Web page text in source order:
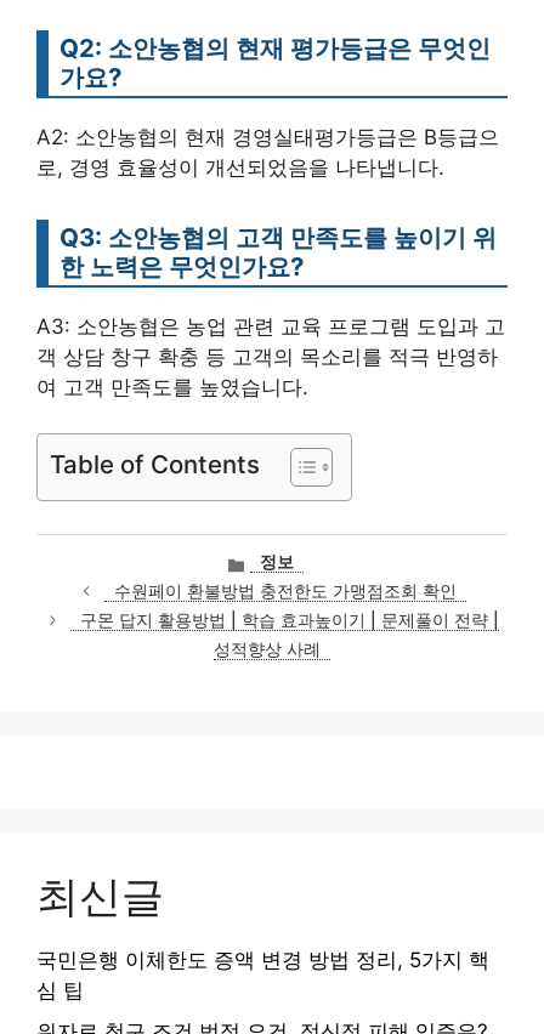
Q2: 소안농협의 현재 평가등급은 무엇인
가요?
A2: 소안농협의 현재 경영실태평가등급은 B등급으
로, 경영 효율성이 개선되었음을 나타냅니다.
Q3: 소안농협의 고객 만족도를 높이기 위
한 노력은 무엇인가요?
A3: 소안농협은 농업 관련 교육 프로그램 도입과 고
객 상담 창구 확충 등 고객의 목소리를 적극 반영하
여 고객 만족도를 높였습니다.
Table of Contents
카
테
고
리
정보
수원페이 환불방법 충전한도 가맹점조회 확인
구몬 답지 활용방법 | 학습 효과높이기 | 문제풀이 전략 |
성적향상 사례
최신글
국민은행 이체한도 증액 변경 방법 정리, 5가지 핵
심 팁